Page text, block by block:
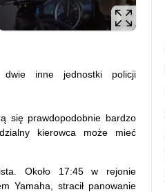
dwie inne jednostki policji
się prawdopodobnie bardzo
kierowca może mieć
Około 17:45 w rejonie
Yamaha, stracił panowanie